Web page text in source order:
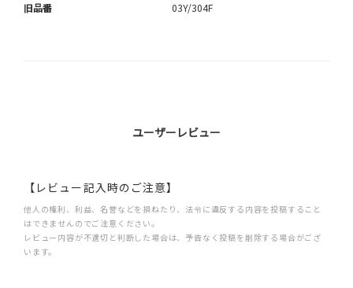
旧品番 03Y/304F
ユーザーレビュー
【レビュー記入時のご注意】
他人の権利、利益、名誉などを損ねたり、法令に違反する内容を投稿すること
はできませんのでご注意ください。
レビュー内容が不適切と判断した場合は、予告なく投稿を削除する場合がござ
います。